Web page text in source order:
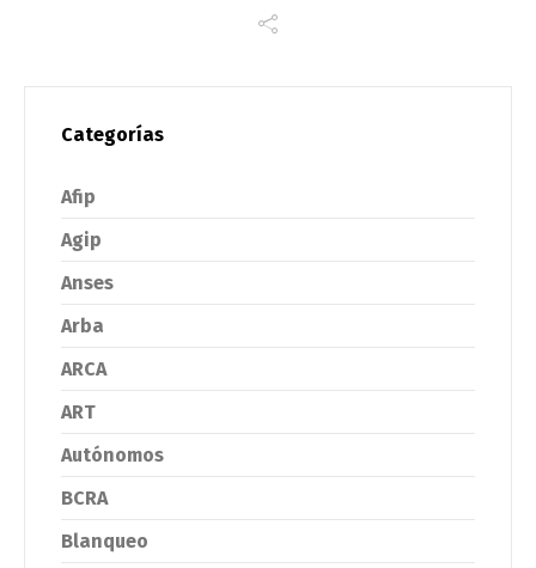
Categorías
Afip
Agip
Anses
Arba
ARCA
ART
Autónomos
BCRA
Blanqueo